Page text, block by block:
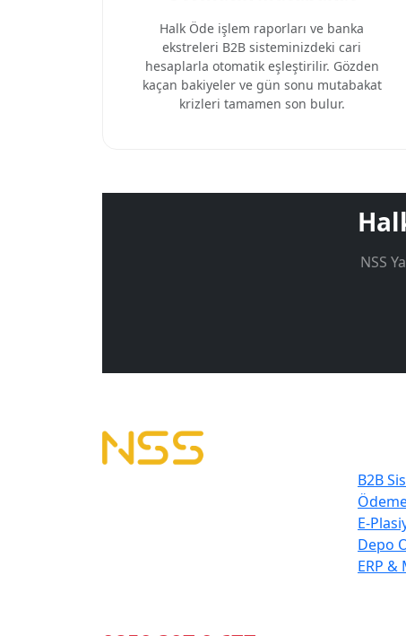
Halk Öde işlem raporları ve banka
ekstreleri B2B sisteminizdeki cari
hesaplarla otomatik eşleştirilir. Gözden
kaçan bakiyeler ve gün sonu mutabakat
krizleri tamamen son bulur.
NSS
B2B
E-
Depo
ERP &